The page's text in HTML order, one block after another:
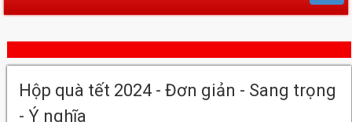
Hộp quà tết 2024 - Đơn giản - Sang trọng
- Ý nghĩa